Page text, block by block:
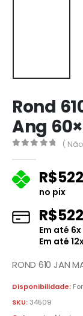
Rond
Ang
(
R$
no pix
R$
Em até 6x
Em até 12
ROND 610 JAN
Disponibilidade:
SKU:34509